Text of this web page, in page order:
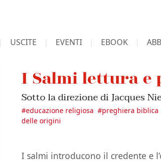
USCITE EVENTI EBOOK
I Salmi lettura e
Sotto la direzione di Jacques
#educazione religiosa #preghiera biblica
delle origini
I salmi introducono il credente e